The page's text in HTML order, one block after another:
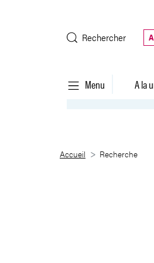
Rechercher
Menu A la
Recherche
Accueil Recherche